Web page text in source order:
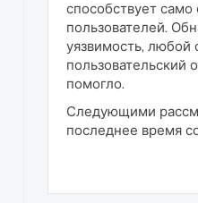
способствует
пользователей.
уязвимость, любой
пользовательский
помогло.
Следующими
последнее время